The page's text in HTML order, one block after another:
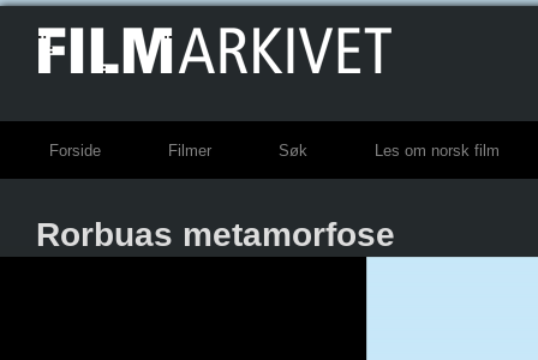
Forside Filmer Søk Les om norsk film
Rorbuas metamorfose